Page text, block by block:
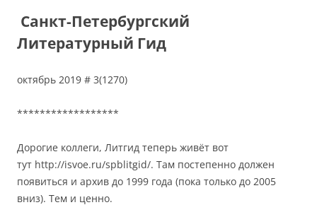
Санкт-Петербургский
Литературный Гид
октябрь 2019 # 3(1270)
******************
Дорогие коллеги, Литгид теперь живёт вот
тут http://isvoe.ru/spblitgid/. Там постепенно должен
появиться и архив до 1999 года (пока только до 2005
вниз). Тем и ценно.